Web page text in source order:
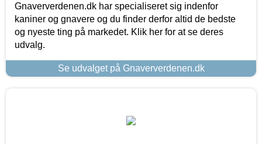
Gnaververdenen.dk har specialiseret sig indenfor
kaniner og gnavere og du finder derfor altid de bedste
og nyeste ting på markedet. Klik her for at se deres
udvalg.
Se udvalget på Gnaververdenen.dk